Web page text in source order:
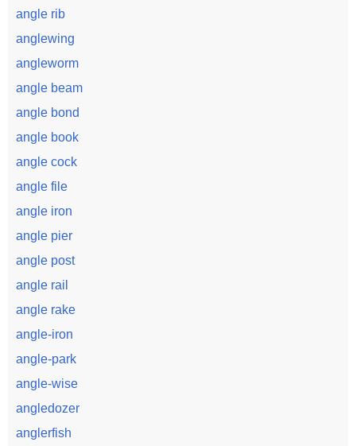
angle rib
anglewing
angleworm
angle beam
angle bond
angle book
angle cock
angle file
angle iron
angle pier
angle post
angle rail
angle rake
angle-iron
angle-park
angle-wise
angledozer
anglerfish